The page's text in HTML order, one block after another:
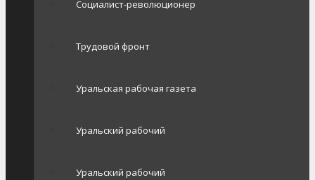
Социалист-революционер
Трудовой фронт
Уральская рабочая газета
Уральский рабочий
Уральский рабочий